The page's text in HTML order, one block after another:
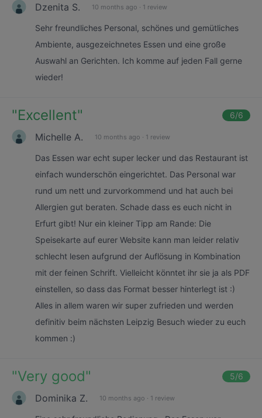
Dzenita S. 10 months ago · 1 review
Sehr freundliches Personal, schönes und gemütliches
Ambiente, ausgezeichnetes Essen und eine große
Auswahl an Gerichten. Ich komme auf jeden Fall gerne
wieder!
"Excellent" 6/6
Michelle A. 10 months ago · 1 review
Das Essen war echt super lecker und das Restaurant ist
einfach wunderschön eingerichtet. Das Personal war
rund um nett und zurvorkommend und hat auch bei
Allergien gut beraten. Schade dass es euch nicht in
Erfurt gibt! Nur ein kleiner Tipp am Rande: Die
Speisekarte auf eurer Website kann man leider relativ
schlecht lesen aufgrund der Auflösung in Kombination
mit der feinen Schrift. Vielleicht könntet ihr sie ja als PDF
einstellen, so dass das Format besser hinterlegt ist :)
Alles in allem waren wir super zufrieden und werden
definitiv beim nächsten Leipzig Besuch wieder zu euch
kommen :)
"Very good" 5/6
Dominika Z. 10 months ago · 1 review